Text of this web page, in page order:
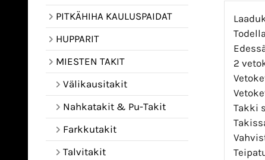
PITKÄHIHA KAULUSPAIDAT
HUPPARIT
MIESTEN TAKIT
Välikausitakit
Nahkatakit & Pu-Takit
Farkkutakit
Talvitakit
2
Takki